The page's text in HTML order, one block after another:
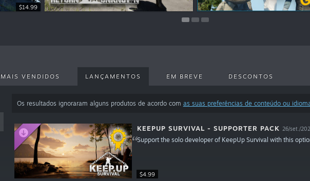
$14.99
$6.99
$6.99 Gratuito para jogar
MAIS VENDIDOS LANÇAMENTOS EM BREVE DESCONTOS
Os resultados ignoraram alguns produtos de acordo com as suas preferências de conteúdo ou
$4.99
KEEPUP SURVIVAL - SUPPORTER PACK 26/set./
Support the solo developer of KeepUp Survival with this